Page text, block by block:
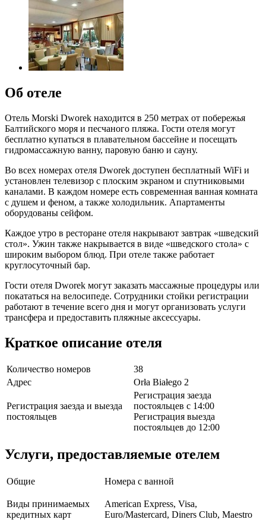
Об отеле
Отель Morski Dworek находится в 250 метрах от побережья
Балтийского моря и песчаного пляжа. Гости отеля могут
бесплатно купаться в плавательном бассейне и посещать
гидромассажную ванну, паровую баню и сауну.
Во всех номерах отеля Dworek доступен бесплатный WiFi и
установлен телевизор с плоским экраном и спутниковыми
каналами. В каждом номере есть современная ванная комната
с душем и феном, а также холодильник. Апартаменты
оборудованы сейфом.
Каждое утро в ресторане отеля накрывают завтрак «шведский
стол». Ужин также накрывается в виде «шведского стола» с
широким выбором блюд. При отеле также работает
круглосуточный бар.
Гости отеля Dworek могут заказать массажные процедуры или
покататься на велосипеде. Сотрудники стойки регистрации
работают в течение всего дня и могут организовать услуги
трансфера и предоставить пляжные аксессуары.
Краткое описание отеля
Количество номеров
38
Адрес
Orła Białego 2
Регистрация заезда и выезда
постояльцев
Регистрация заезда
постояльцев с 14:00
Регистрация выезда
постояльцев до 12:00
Услуги, предоставляемые отелем
Общие Номера с ванной
Виды принимаемых
кредитных карт
American Express, Visa,
Euro/Mastercard, Diners Club, Maestro